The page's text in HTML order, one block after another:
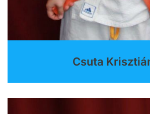
Csuta